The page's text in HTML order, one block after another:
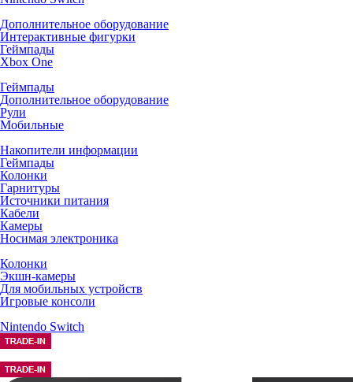
Дополнительное оборудование
Интерактивные фигурки
Геймпады
Xbox One
Геймпады
Дополнительное оборудование
Рули
Мобильные
Накопители информации
Геймпады
Колонки
Гарнитуры
Источники питания
Кабели
Камеры
Носимая электроника
Колонки
Экшн-камеры
Для мобильных устройств
Игровые консоли
Nintendo Switch